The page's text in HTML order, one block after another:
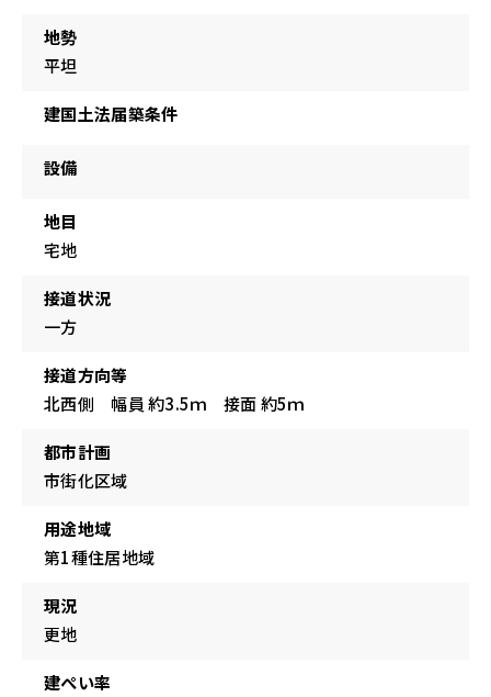
地勢
平坦
建国土法届築条件
設備
地目
宅地
接道状況
一方
接道方向等
北西側 幅員 約3.5ｍ 接面 約5ｍ
都市計画
市街化区域
用途地域
第1種住居地域
現況
更地
建ぺい率